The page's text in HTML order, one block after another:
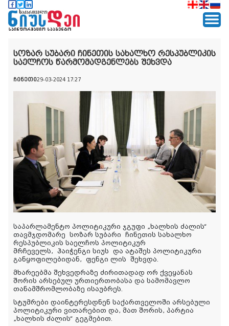
სოზარ სუბარი ჩინეთის სახალხო რესპუბლიკის
საელჩოს წარმომადგენლებს შეხვდა
ჩინეთი29-03-2024 17:27
საპარლამენტო პოლიტიკური ჯგუფი „ხალხის ძალის“
თავმჯდომარე სოზარ სუბარი ჩინეთის სახალხო
რესპუბლიკის საელჩოს პოლიტიკურ
მრჩეველს, ჰაიჭენგი სიუს და ატაშეს პოლიტიკური
განყოფილებიდან, ფენგი ლის შეხვდა.
მხარეებმა შეხვედრაზე ძირითადად ორ ქვეყანას
შორის არსებულ ურთიერთობასა და სამომავლო
თანამშრომლობაზე ისაუბრეს.
სტუმრები დაინტერესდნენ საქართველოში არსებული
პოლიტიკური ვითარებით და, მათ შორის, პარტია
„ხალხის ძალის“ გეგმებით.